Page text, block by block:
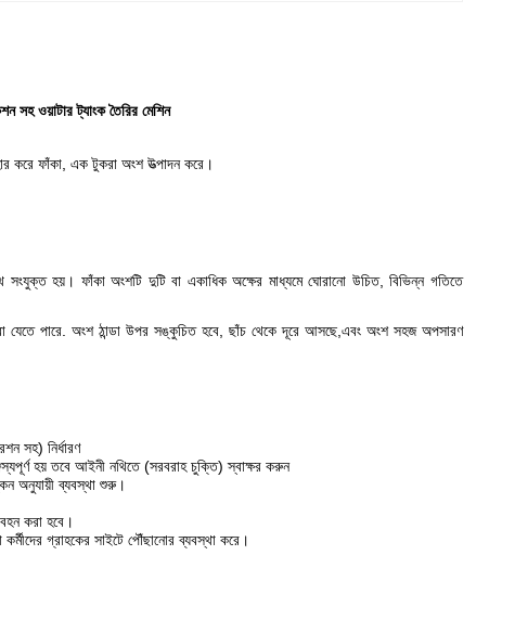
সহ ওয়াটার ট্যাংক তৈরির মেশিন
করে ফাঁকা, এক টুকরা অংশ উত্পাদন করে।
হয়। ফাঁকা অংশটি দুটি বা একাধিক অক্ষের মাধ্যমে ঘোরানো উচিত, বিভিন্ন গতিতে
যেতে পারে. অংশ ঠান্ডা উপর সঙ্কুচিত হবে, ছাঁচ থেকে দূরে আসছে,এবং অংশ সহজ অপসারণ
সহ) নির্ধারণ
হয় তবে আইনী নথিতে (সরবরাহ চুক্তি) স্বাক্ষর করুন
অনুযায়ী ব্যবস্থা শুরু।
করা হবে।
গ্রাহকের সাইটে পৌঁছানোর ব্যবস্থা করে।